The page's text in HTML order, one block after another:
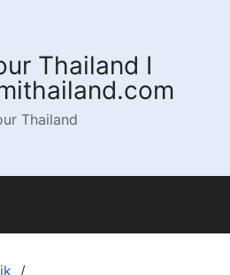
Thailand I
Thailand